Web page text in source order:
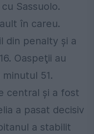
Sassuolo.
în careu.
din penalty şi a
Oaspeţii au
51.
central şi a fost
a pasat decisiv
a stabilit